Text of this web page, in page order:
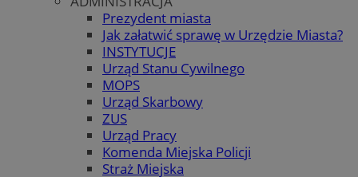
Prezydent miasta
Jak załatwić sprawę w Urzędzie Miasta?
INSTYTUCJE
Urząd Stanu Cywilnego
MOPS
Urząd Skarbowy
ZUS
Urząd Pracy
Komenda Miejska Policji
Straż Miejska